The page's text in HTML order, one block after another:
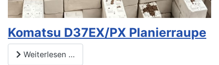
Komatsu D37EX/PX Planierraupe
Weiterlesen …